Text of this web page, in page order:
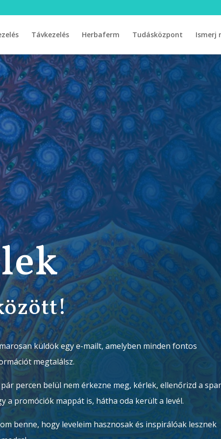
Távkezelés Herbaferm Tudásközpont Ismerj
küldök egy e-mailt, amelyben minden fontos
megtalálsz.
pár percen belül nem érkezne meg, kérlek, ellenőrizd a
a promóciók mappát is, hátha oda került a levél.
benne, hogy leveleim hasznosak és inspirálóak lesznek